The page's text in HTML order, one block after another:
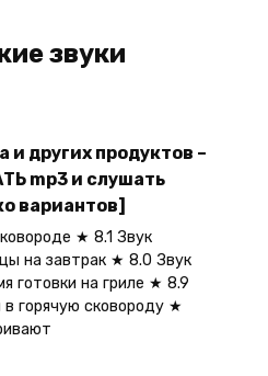
звуки
других продуктов –
mp3 и слушать
вариантов]
★ 8.1 Звук
на завтрак ★ 8.0 Звук
готовки на гриле ★ 8.9
горячую сковороду ★